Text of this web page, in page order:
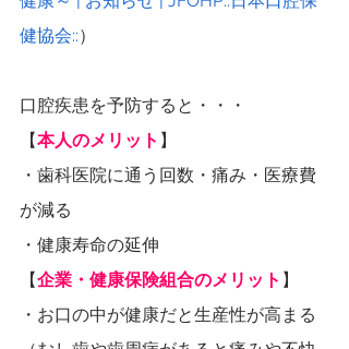
健協会::）
口腔疾患を予防すると・・・
【本人のメリット 】
・歯科医院に通う回数・痛み・医療費
が減る
・健康寿命の延伸
【企業・健康保険組合のメリット 】
・お口の中が健康だと生産性が高まる